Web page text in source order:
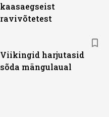
kaasaegseist
ravivõtetest
Viikingid harjutasid
sõda mängulaual